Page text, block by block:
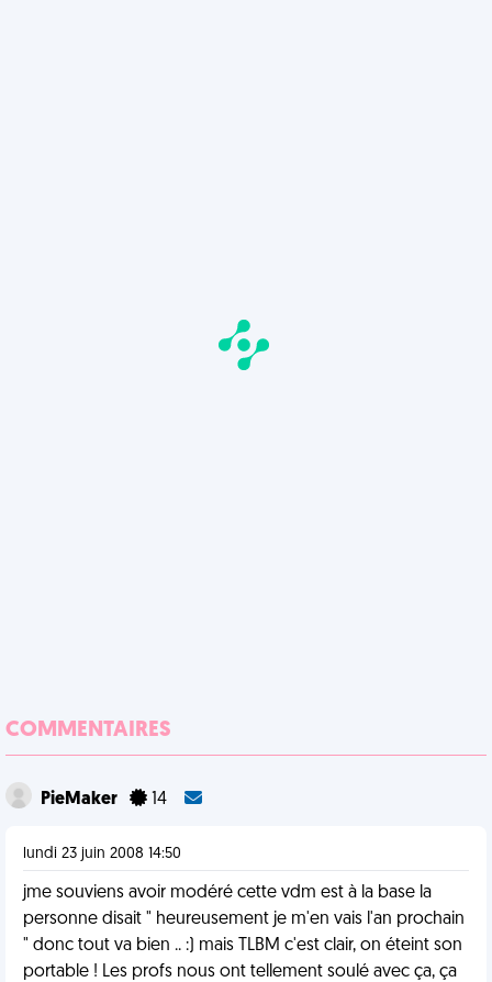
COMMENTAIRES
PieMaker 14
lundi 23 juin 2008 14:50
jme souviens avoir modéré cette vdm est à la base la
personne disait " heureusement je m'en vais l'an prochain
" donc tout va bien .. :) mais TLBM c'est clair, on éteint son
portable ! Les profs nous ont tellement soulé avec ça, ça